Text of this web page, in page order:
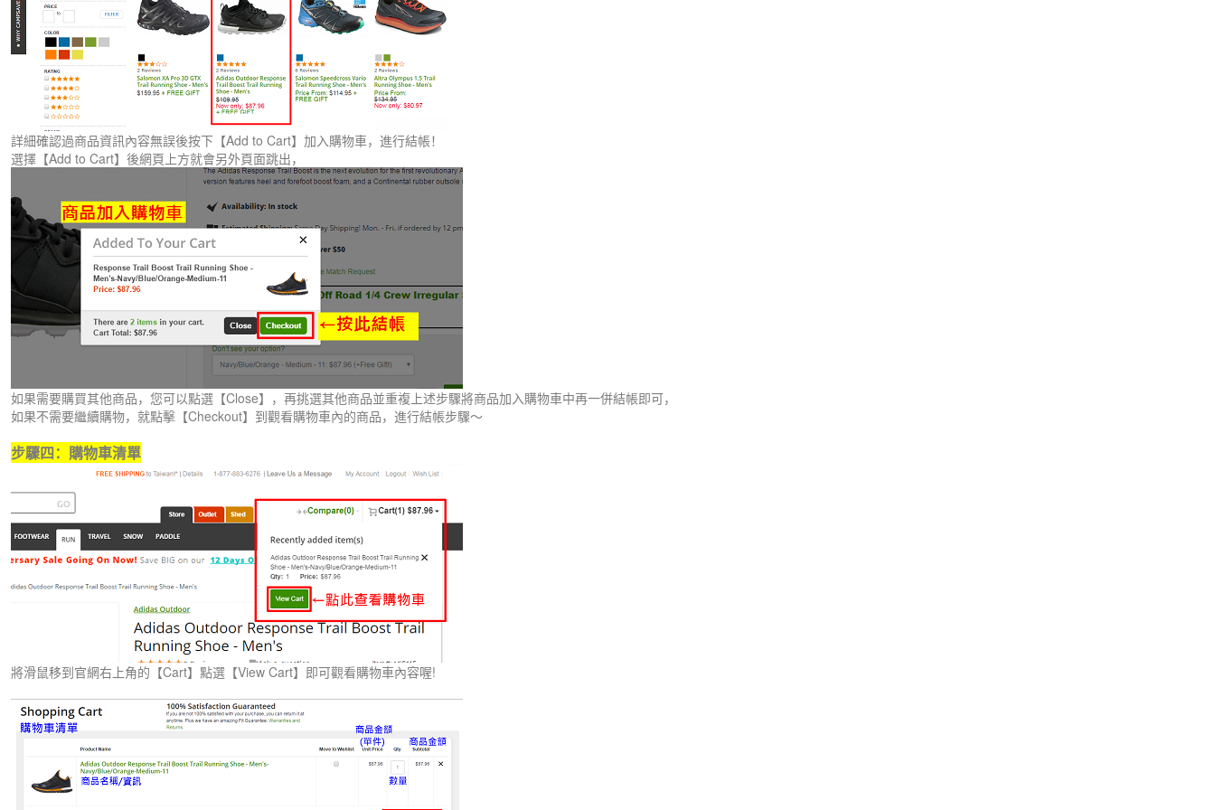
詳細確認過商品資訊內容無誤後按下【Add to Cart】加入購物車，進行結帳！
選擇【Add to Cart】後網頁上方就會另外頁面跳出，
如果需要購買其他商品，您可以點選【Close】，再挑選其他商品並重複上述步驟將商品加入購物車中再一併結帳即可，
如果不需要繼續購物，就點擊【Checkout】到觀看購物車內的商品，進行結帳步驟～
步驟四：購物車清單
將滑鼠移到官網右上角的【Cart】點選【View Cart】即可觀看購物車內容喔!